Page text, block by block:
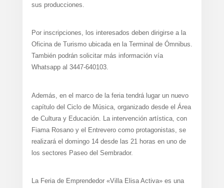
sus producciones.
Por inscripciones, los interesados deben dirigirse a la
Oficina de Turismo ubicada en la Terminal de Ómnibus.
También podrán solicitar más información vía
Whatsapp al 3447-640103.
Además, en el marco de la feria tendrá lugar un nuevo
capítulo del Ciclo de Música, organizado desde el Área
de Cultura y Educación. La intervención artística, con
Fiama Rosano y el Entrevero como protagonistas, se
realizará el domingo 14 desde las 21 horas en uno de
los sectores Paseo del Sembrador.
La Feria de Emprendedor «Villa Elisa Activa» es una